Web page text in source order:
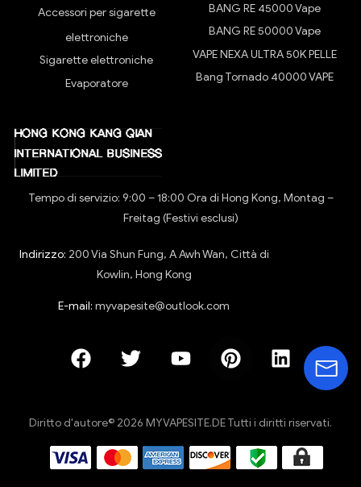
Accessori per sigarette
elettroniche
Sigarette elettroniche
Evaporatore
BANG RE 45000 Vape
BANG RE 50000 Vape
VAPE NEXA ULTRA 50K PELLE
Bang Tornado 40000 VAPE
Tempo di servizio: 9:00 – 18:00 Ora di Hong Kong, Montag –
Freitag (Festivi esclusi)
Indirizzo: 200 Via Shun Fung, A Awh Wan, Città di
Kowlin, Hong Kong
E-mail: myvapesite@outlook.com
Diritto d'autore© 2026 MYVAPESITE.DE Tutti i diritti riservati.